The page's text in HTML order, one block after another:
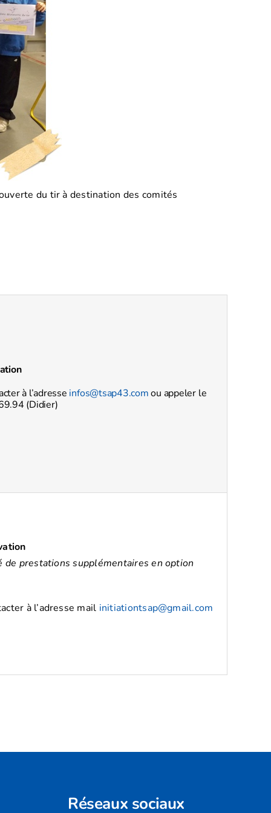
du tir à destination des comités
à l’adresse infos@tsap43.comou appeler le
(Didier)
de prestations supplémentaires en option
à l’adresse mail initiationtsap@gmail.com
Réseaux sociaux